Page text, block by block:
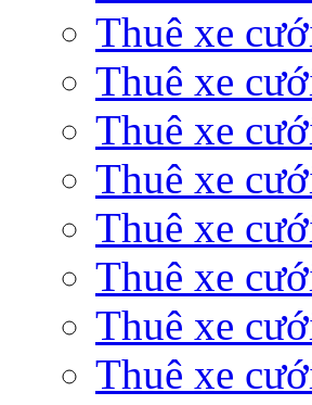
Thuê xe
Thuê xe
Thuê xe
Thuê xe
Thuê xe
Thuê xe
Thuê xe
Thuê xe